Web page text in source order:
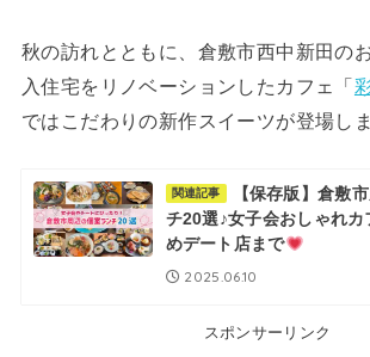
秋の訪れとともに、倉敷市西中新田の
入住宅をリノベーションしたカフェ「
ではこだわりの新作スイーツが登場しま
関連記事
【保存版】倉敷
チ20選♪女子会おしゃれカ
めデート店まで
2025.06.10
スポンサーリンク